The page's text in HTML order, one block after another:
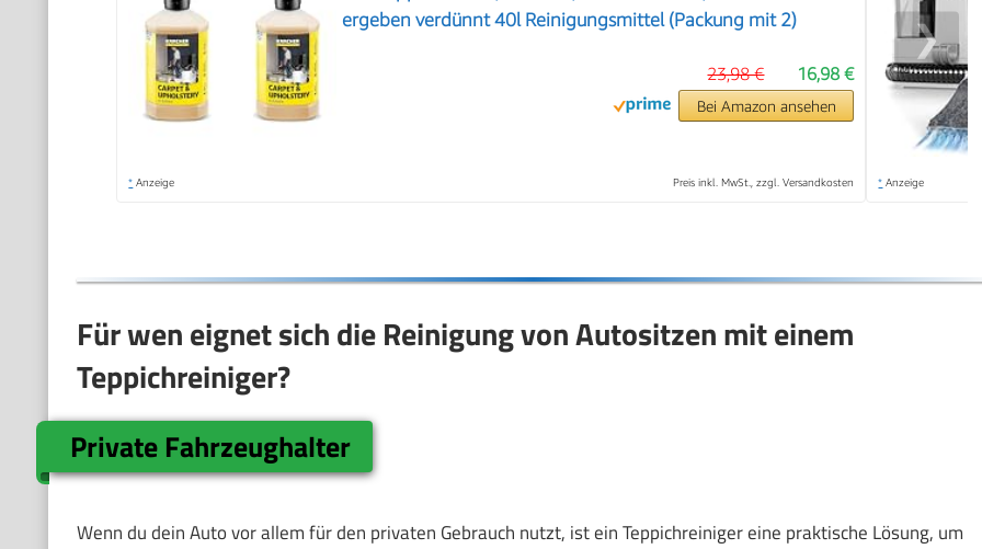
ergeben verdünnt 40l Reinigungsmittel (Packung mit 2)
16,98 €
23,98 €
Bei Amazon ansehen
* Anzeige Preis inkl. MwSt., zzgl. Versandkosten * Anzeige
❯
Für wen eignet sich die Reinigung von Autositzen mit einem
Teppichreiniger?
Private Fahrzeughalter
Wenn du dein Auto vor allem für den privaten Gebrauch nutzt, ist ein Teppichreiniger eine praktische Lösung, um